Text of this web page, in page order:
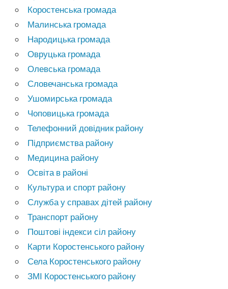
Коростенська громада
Малинська громада
Народицька громада
Овруцька громада
Олевська громада
Словечанська громада
Ушомирська громада
Чоповицька громада
Телефонний довідник району
Підприємства району
Медицина району
Освіта в районі
Культура и спорт району
Служба у справах дітей району
Транспорт району
Поштові індекси сіл району
Карти Коростенського району
Села Коростенського району
ЗМІ Коростенського району